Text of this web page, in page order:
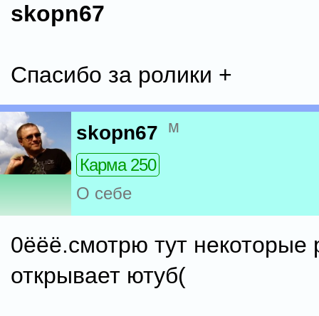
skopn67
Спасибо за ролики +
skopn67 м
Карма 250
О себе
0ёёё.смотрю тут некоторые
открывает ютуб(